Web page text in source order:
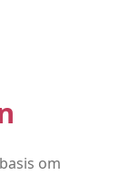
om